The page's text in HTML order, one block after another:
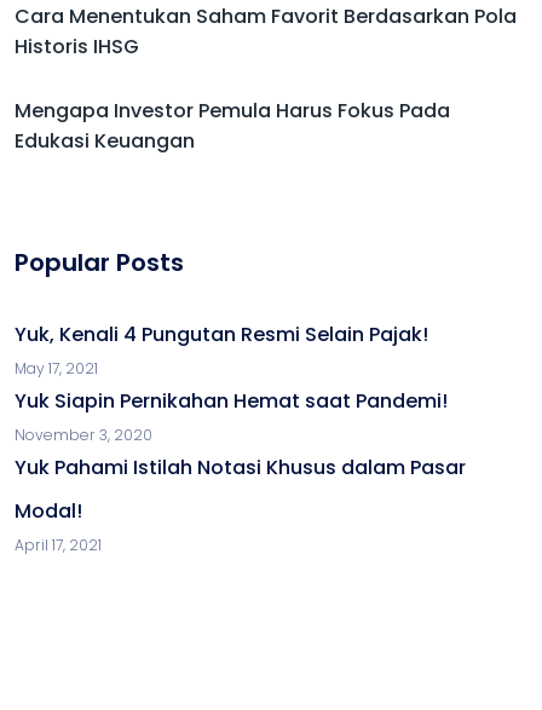
Cara Menentukan Saham Favorit Berdasarkan Pola
Historis IHSG
Mengapa Investor Pemula Harus Fokus Pada
Edukasi Keuangan
Popular Posts
Yuk, Kenali 4 Pungutan Resmi Selain Pajak!
May 17, 2021
Yuk Siapin Pernikahan Hemat saat Pandemi!
November 3, 2020
Yuk Pahami Istilah Notasi Khusus dalam Pasar
Modal!
April 17, 2021